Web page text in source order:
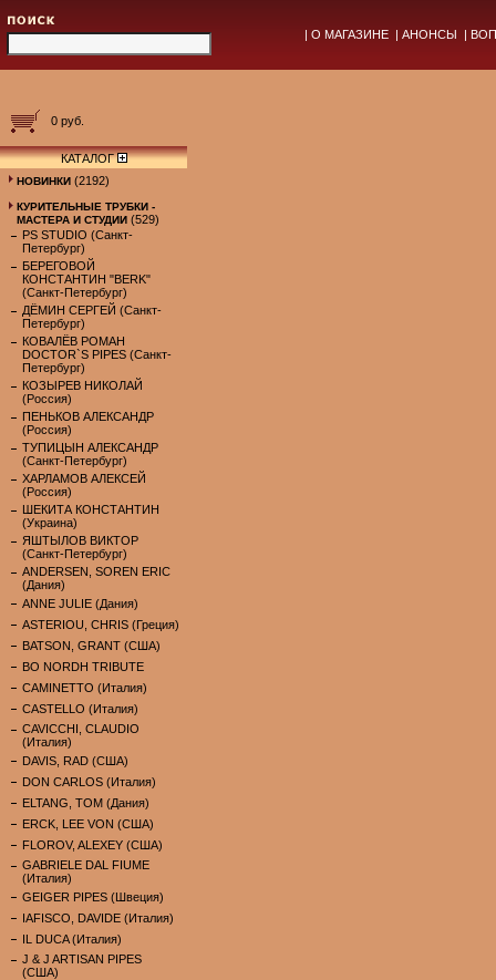
| О МАГАЗИНЕ | АНОНСЫ |
0 руб.
КАТАЛОГ
НОВИНКИ (2192)
КУРИТЕЛЬНЫЕ ТРУБКИ -
МАСТЕРА И СТУДИИ (529)
PS STUDIO (Санкт-
Петербург)
БЕРЕГОВОЙ
КОНСТАНТИН "BERK"
(Санкт-Петербург)
ДЁМИН СЕРГЕЙ (Санкт-
Петербург)
КОВАЛЁВ РОМАН
DOCTOR`S PIPES (Санкт-
Петербург)
КОЗЫРЕВ НИКОЛАЙ
(Россия)
ПЕНЬКОВ АЛЕКСАНДР
(Россия)
ТУПИЦЫН АЛЕКСАНДР
(Санкт-Петербург)
ХАРЛАМОВ АЛЕКСЕЙ
(Россия)
ШЕКИТА КОНСТАНТИН
(Украина)
ЯШТЫЛОВ ВИКТОР
(Санкт-Петербург)
ANDERSEN, SOREN ERIC
(Дания)
ANNE JULIE (Дания)
ASTERIOU, CHRIS (Греция)
BATSON, GRANT (США)
BO NORDH TRIBUTE
CAMINETTO (Италия)
CASTELLO (Италия)
CAVICCHI, CLAUDIO
(Италия)
DAVIS, RAD (США)
DON CARLOS (Италия)
ELTANG, TOM (Дания)
ERCK, LEE VON (США)
FLOROV, ALEXEY (США)
GABRIELE DAL FIUME
(Италия)
GEIGER PIPES (Швеция)
IAFISCO, DAVIDE (Италия)
IL DUCA (Италия)
J & J ARTISAN PIPES
(США)